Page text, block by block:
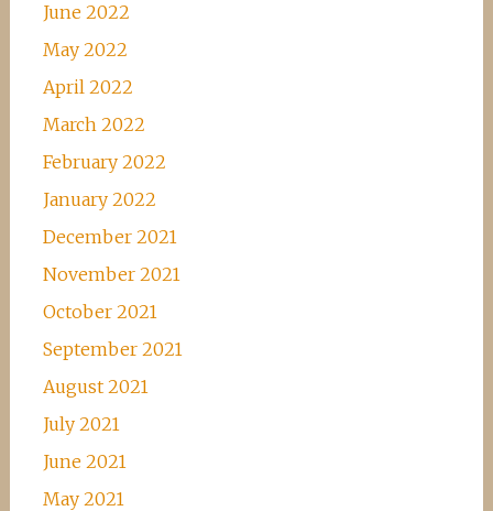
June 2022
May 2022
April 2022
March 2022
February 2022
January 2022
December 2021
November 2021
October 2021
September 2021
August 2021
July 2021
June 2021
May 2021